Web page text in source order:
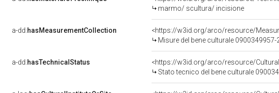
marmo/ scultura/ incisione
a-dd:hasMeasurementCollection
<https://w3id.org/arco/resource/
Misure del bene culturale 0900349957-
a-dd:hasTechnicalStatus
<https://w3id.org/arco/resource/
Stato tecnico del bene culturale